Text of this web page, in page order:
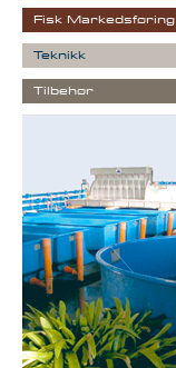
Fisk Markedsføring
Teknikk
Tilbehør